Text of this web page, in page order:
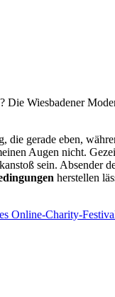
Die Wiesbadener
die gerade eben,
Augen nicht.
sein. Absender
herstellen
Online-Charity-